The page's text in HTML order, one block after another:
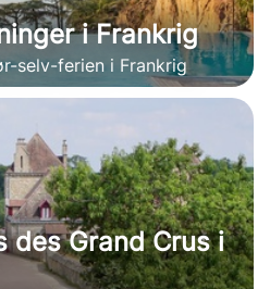
i Frankrig
selv-ferien i Frankrig
des Grand Crus i